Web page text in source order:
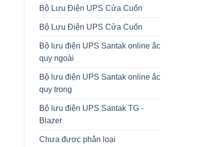
Bộ Lưu Điện UPS Cửa Cuốn
Bộ Lưu Điện UPS Cửa Cuốn
Bộ lưu điện UPS Santak online ắc
quy ngoài
Bộ lưu điện UPS Santak online ắc
quy trong
Bộ lưu điện UPS Santak TG -
Blazer
Chưa được phân loại